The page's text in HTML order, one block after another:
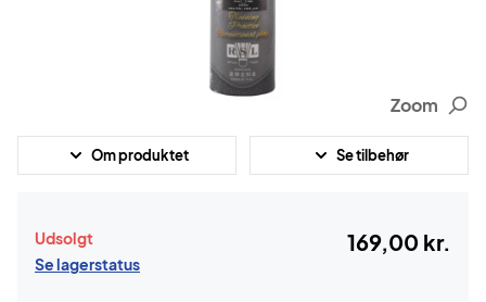
Zoom
Om produktet Se tilbehør
Udsolgt
Se lagerstatus
169,00 kr.